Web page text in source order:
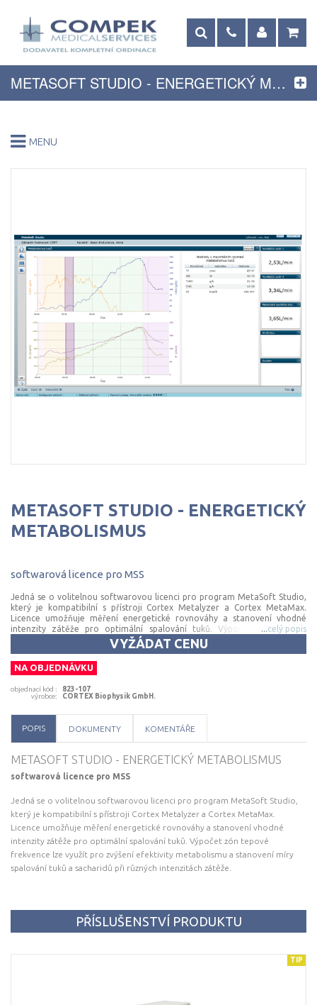
METASOFT STUDIO - ENERGETICKÝ METABOLISMUS
METASOFT STUDIO - ENERGETICKÝ
METABOLISMUS
softwarová licence pro MSS
Jedná se o volitelnou softwarovou licenci pro program MetaSoft Studio,
který je kompatibilní s přístroji Cortex Metalyzer a Cortex MetaMax.
Licence umožňuje měření energetické rovnováhy a stanovení vhodné
intenzity zátěže pro optimální spalování tuků. Výpočet zón tepové
frekvence lze využít pro zvýšení efektivity metabolismu a stanovení míry
spalování tuků a sacharidů při různých intenzitách zátěže.
...celý popis
VYŽÁDAT CENU
NA OBJEDNÁVKU
objednací kód :
823-107
výrobce: CORTEX Biophysik GmbH.
POPIS DOKUMENTY KOMENTÁŘE
METASOFT STUDIO - ENERGETICKÝ METABOLISMUS
softwarová licence pro MSS
Jedná se o volitelnou softwarovou licenci pro program MetaSoft Studio,
který je kompatibilní s přístroji Cortex Metalyzer a Cortex MetaMax.
Licence umožňuje měření energetické rovnováhy a stanovení vhodné
intenzity zátěže pro optimální spalování tuků. Výpočet zón tepové
frekvence lze využít pro zvýšení efektivity metabolismu a stanovení míry
spalování tuků a sacharidů při různých intenzitách zátěže.
PŘÍSLUŠENSTVÍ PRODUKTU
TIP
MENU